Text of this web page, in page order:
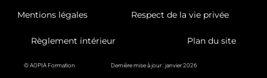
Mentions légales Respect de la vie privée
Règlement intérieur Plan du site
© AOPIA Formation Dernière mise à jour : janvier 2026